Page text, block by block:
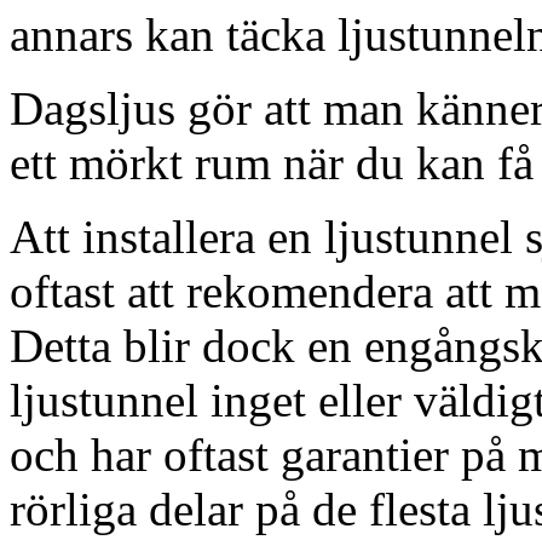
annars kan täcka
Dagsljus gör att man
ett mörkt rum när du kan
Att installera en ljustunnel
oftast att rekomendera att
Detta blir dock en
ljustunnel inget eller
och har oftast garantier på
rörliga delar på de flesta